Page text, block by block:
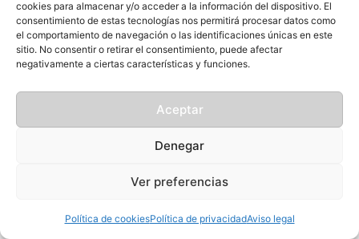
cookies para almacenar y/o acceder a la información del dispositivo. El
consentimiento de estas tecnologías nos permitirá procesar datos como
el comportamiento de navegación o las identificaciones únicas en este
sitio. No consentir o retirar el consentimiento, puede afectar
negativamente a ciertas características y funciones.
Aceptar
Denegar
Ver preferencias
Política de cookiesPolítica de privacidadAviso legal